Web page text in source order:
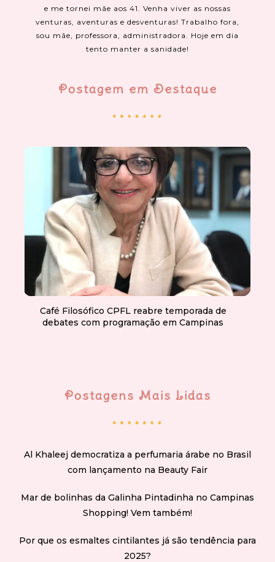
e me tornei mãe aos 41. Venha viver as nossas
venturas, aventuras e desventuras! Trabalho fora,
sou mãe, professora, administradora. Hoje em dia
tento manter a sanidade!
Postagem em Destaque
Café Filosófico CPFL reabre temporada de
debates com programação em Campinas
Postagens Mais Lidas
Al Khaleej democratiza a perfumaria árabe no Brasil
com lançamento na Beauty Fair
Mar de bolinhas da Galinha Pintadinha no Campinas
Shopping! Vem também!
Por que os esmaltes cintilantes já são tendência para
2025?